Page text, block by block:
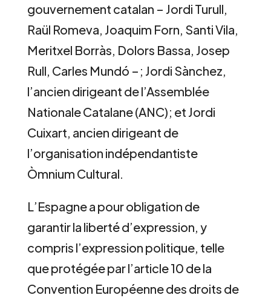
gouvernement catalan – Jordi Turull,
Raül Romeva, Joaquim Forn, Santi Vila,
Meritxel Borràs, Dolors Bassa, Josep
Rull, Carles Mundó –; Jordi Sànchez,
l’ancien dirigeant de l’Assemblée
Nationale Catalane (ANC); et Jordi
Cuixart, ancien dirigeant de
l’organisation indépendantiste
Òmnium Cultural.
L’Espagne a pour obligation de
garantir la liberté d’expression, y
compris l’expression politique, telle
que protégée par l’article 10 de la
Convention Européenne des droits de